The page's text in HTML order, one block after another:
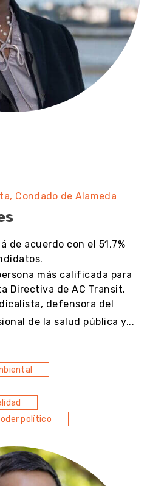
Condado de Alameda
de acuerdo con el 51,7%
más calificada para
Directiva de AC Transit.
defensora del
de la salud pública y...
político